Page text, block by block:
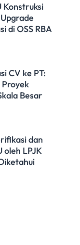
Konstruksi
di OSS RBA
CV ke PT:
Proyek
Besar
dan
oleh LPJK